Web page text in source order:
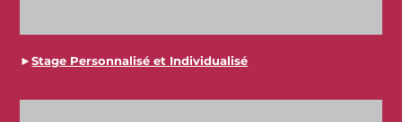
►Stage Personnalisé et Individualisé